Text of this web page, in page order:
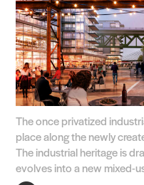
The once privatized
place along the newly
The industrial heritage is
evolves into a new mixed-